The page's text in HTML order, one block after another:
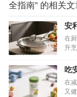
全指南” 的相关文
安
吗
在
升
但
际
吃
吗
在
又